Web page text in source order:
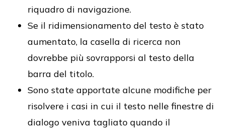
riquadro di navigazione.
Se il ridimensionamento del testo è stato
aumentato, la casella di ricerca non
dovrebbe più sovrapporsi al testo della
barra del titolo.
Sono state apportate alcune modifiche per
risolvere i casi in cui il testo nelle finestre di
dialogo veniva tagliato quando il